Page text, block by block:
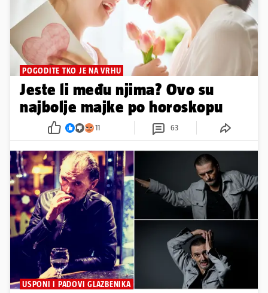
POGODITE TKO JE NA VRHU
Jeste li među njima? Ovo su
najbolje majke po horoskopu
11 63
USPONI I PADOVI GLAZBENIKA